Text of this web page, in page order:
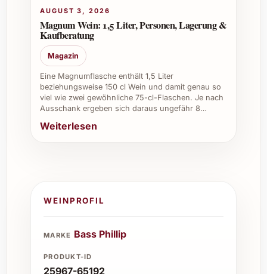
Premium Pinot Noir 2021 – ein Wein, der
durch seine Tiefe und Finesse überzeugt und
zum Entdecken einlädt.
AUGUST 3, 2026
Magnum Wein: 1,5 Liter, Personen, Lagerung &
Kaufberatung
Magazin
Eine Magnumflasche enthält 1,5 Liter
beziehungsweise 150 cl Wein und damit genau so
viel wie zwei gewöhnliche 75-cl-Flaschen. Je nach
Ausschank ergeben sich daraus ungefähr 8…
Weiterlesen
WEINPROFIL
MARKE Bass Phillip
PRODUKT-ID
25967-65192